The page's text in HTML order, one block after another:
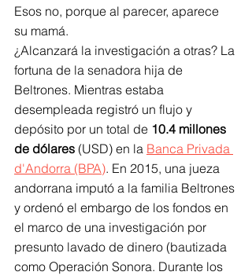
Esos no, porque al parecer, aparece
su mamá.
¿Alcanzará la investigación a otras? La
fortuna de la senadora hija de
Beltrones. Mientras estaba
desempleada registró un flujo y
depósito por un total de 10.4 millones
de dólares (USD) en la Banca Privada
d'Andorra (BPA). En 2015, una jueza
andorrana imputó a la familia Beltrones
y ordenó el embargo de los fondos en
el marco de una investigación por
presunto lavado de dinero (bautizada
como Operación Sonora. Durante los